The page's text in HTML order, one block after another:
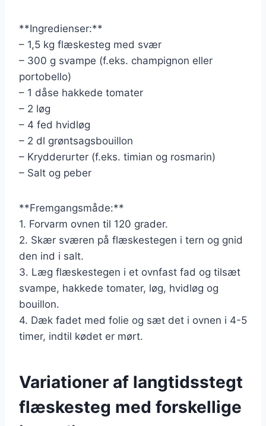
**Ingredienser:**
– 1,5 kg flæskesteg med svær
– 300 g svampe (f.eks. champignon eller
portobello)
– 1 dåse hakkede tomater
– 2 løg
– 4 fed hvidløg
– 2 dl grøntsagsbouillon
– Krydderurter (f.eks. timian og rosmarin)
– Salt og peber
**Fremgangsmåde:**
1. Forvarm ovnen til 120 grader.
2. Skær sværen på flæskestegen i tern og gnid
den ind i salt.
3. Læg flæskestegen i et ovnfast fad og tilsæt
svampe, hakkede tomater, løg, hvidløg og
bouillon.
4. Dæk fadet med folie og sæt det i ovnen i 4-5
timer, indtil kødet er mørt.
Variationer af langtidsstegt
flæskesteg med forskellige